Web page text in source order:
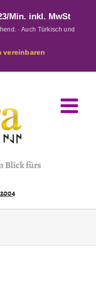
Min. inkl. MwSt
· Auch Türkisch und
vereinbaren
Blick fürs